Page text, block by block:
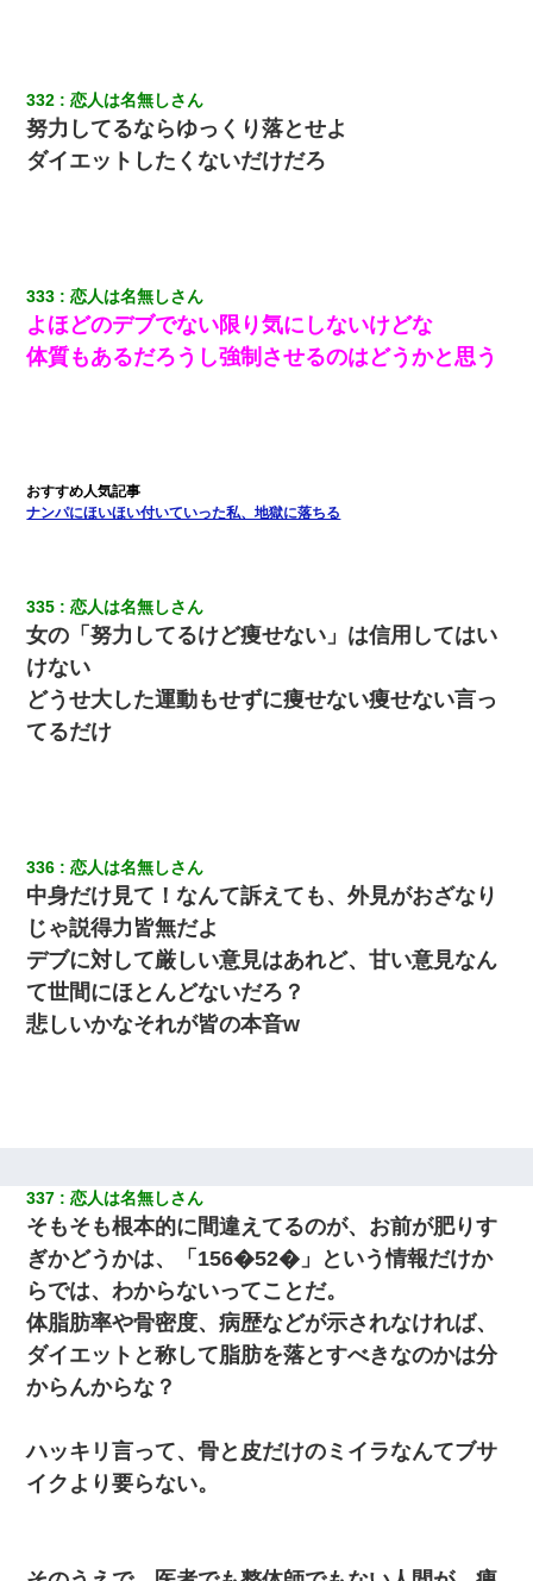
てしても結婚て難しいんだなぁ…と思ってた
テレワーク上司「会議中はカメラ付けろ！」女社員「え、事前連
絡無しは無理」上司「いいから付けろ！」→
元旦那から復縁要請。息子「最新型のiPhoneも買えない貧乏は嫌
だ、再婚して」私「なら父親と暮らせ」息子「やった＾＾」私
（もう手遅れだったんだな…）
元夫の連れ子「俺の結婚式の時くらい、母親としての責任を果た
ホテルに泊まったんだけど従業員が最悪だった。折角の旅行で何
故私が怒鳴られなきゃいけなかったのだ
200万を貸したコウトから、追加で400万の申し込み、私「無理。
義弟より娘たちが大事」旦那「娘たちが成人したら別れよう」私
朝起きたら嫁がいなかった。俺（嫁も嫁実家も電話に出ない…不
安だ）→ 仕事を早退して帰宅すると、嫁と嫁両親と知らない男が
２人・・・
9月に付き合い始めたけどこの、この人と結婚はないわと判断して
別れた。その元彼が交通事故で重体になっているらしく…
夫に癌の余命宣告。その闘病中に長女から信じられない言葉を受
けた
彼にプロポーズされたんだけど、実は資産家だと知って婚約破棄
した。B子「A男くんと別れたって本当？私が付き合ってもい
い？」
私『貯金貯まったし、やっと家建てられるね！』夫「実家を二世
【画像】女上司(30)「終電なくなったね…部屋くる？」ワイ「行
【画像】女の子「お母さん！！私ようやくファッションモデルに
332 恋人は名無しさん
努力してるならゆっくり落とせよ
ダイエットしたくないだけだろ
333 恋人は名無しさん
よほどのデブでない限り気にしないけどな
体質もあるだろうし強制させるのはどうかと思う
ナンパにほいほい付いていった私、地獄に落ちる
335 恋人は名無しさん
女の「努力してるけど痩せない」は信用してはい
けない
どうせ大した運動もせずに痩せない痩せない言っ
てるだけ
336 恋人は名無しさん
中身だけ見て！なんて訴えても、外見がおざなり
じゃ説得力皆無だよ
デブに対して厳しい意見はあれど、甘い意見なん
て世間にほとんどないだろ？
悲しいかなそれが皆の本音w
337 恋人は名無しさん
そもそも根本的に間違えてるのが、お前が肥りす
ぎかどうかは、「156�52�」という情報だけか
らでは、わからないってことだ。
体脂肪率や骨密度、病歴などが示されなければ、
ダイエットと称して脂肪を落とすべきなのかは分
からんからな？
ハッキリ言って、骨と皮だけのミイラなんてブサ
イクより要らない。